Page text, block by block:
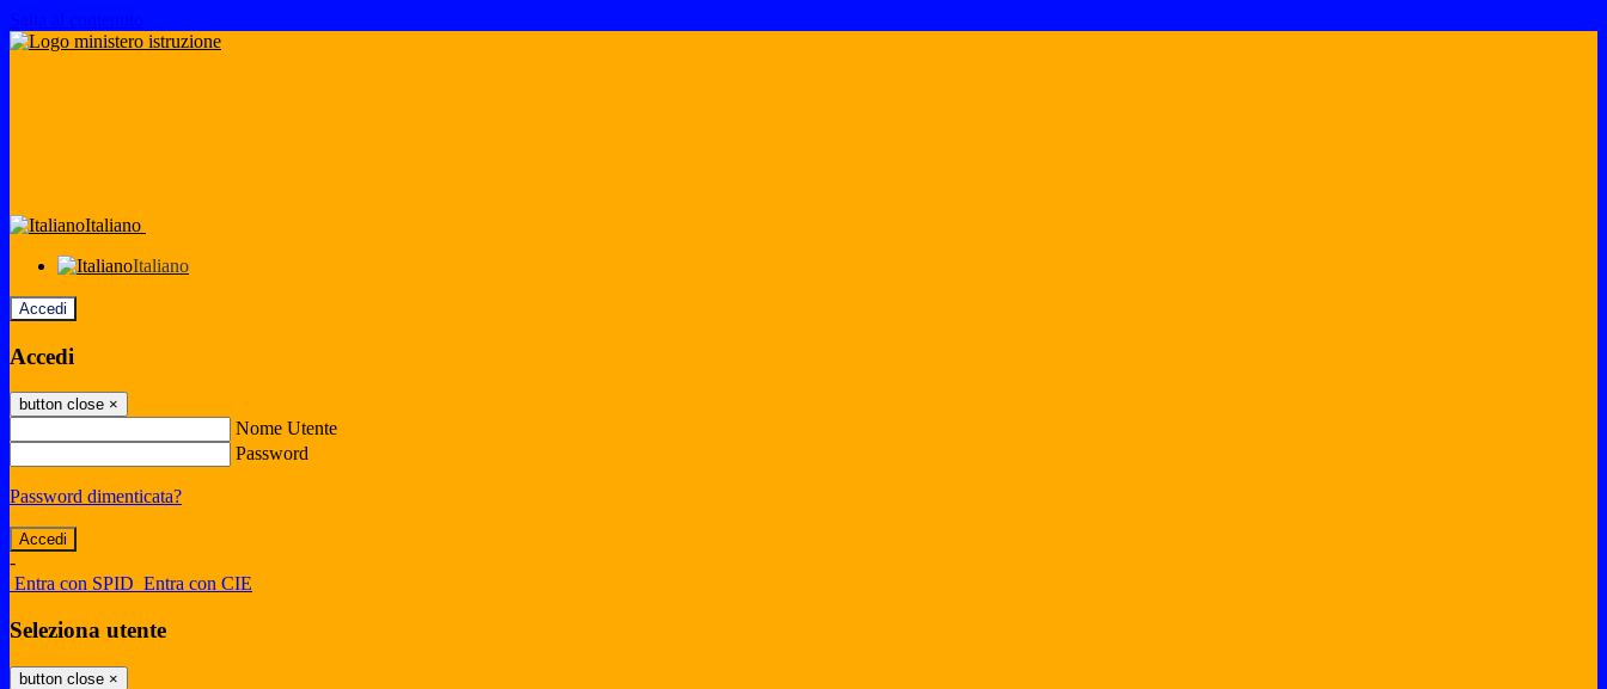
Italiano
Italiano
Accedi
Accedi
button close ×
Nome Utente
Password
Password dimenticata?
-
Entra con SPID Entra con CIE
Seleziona utente
button close ×